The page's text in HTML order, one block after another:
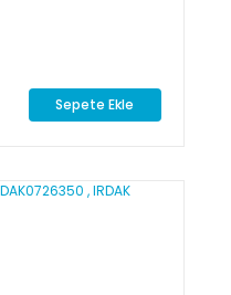
Sepete Ekle